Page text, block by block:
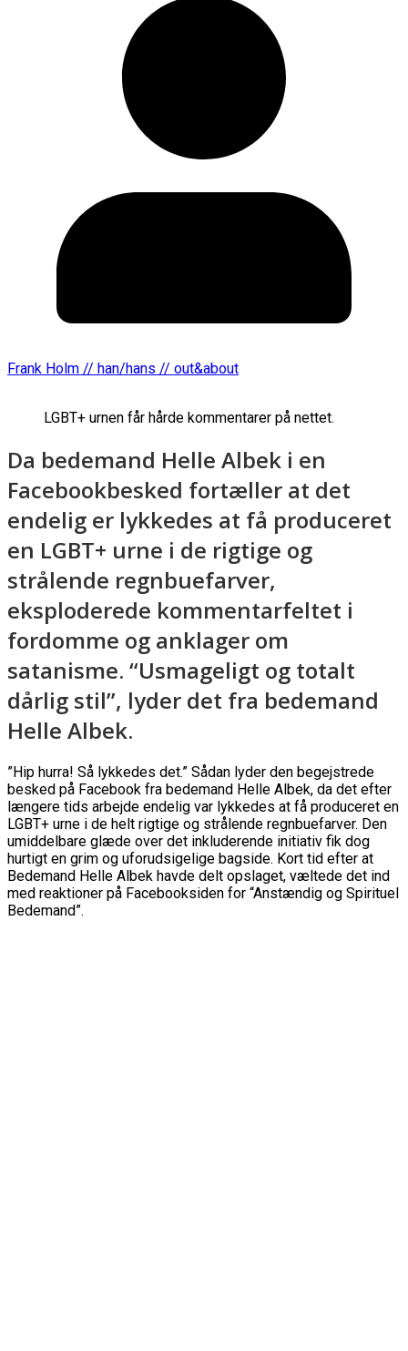
Frank Holm // han/hans // out&about
LGBT+ urnen får hårde
Da bedemand Helle Albek i en
Facebookbesked fortæller at det
endelig er lykkedes at få produceret
en LGBT+ urne i de rigtige og
strålende regnbuefarver,
eksploderede kommentarfeltet i
fordomme og anklager om
satanisme. “Usmageligt og totalt
dårlig stil”, lyder det fra bedemand
Helle Albek.
”Hip hurra! Så lykkedes det.” Sådan lyder den begejstrede
besked på Facebook fra bedemand Helle Albek, da det efter
længere tids arbejde endelig var lykkedes at få produceret en
LGBT+ urne i de helt rigtige og strålende regnbuefarver. Den
umiddelbare glæde over det inkluderende initiativ fik dog
hurtigt en grim og uforudsigelige bagside. Kort tid efter at
Bedemand Helle Albek havde delt opslaget, væltede det ind
med reaktioner på Facebooksiden for “Anstændig og Spirituel
Bedemand”.